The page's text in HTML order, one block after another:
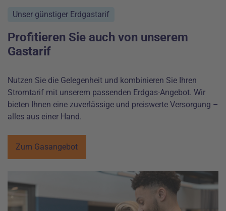
Unser günstiger Erdgastarif
Profitieren Sie auch von unserem
Gastarif
Nutzen Sie die Gelegenheit und kombinieren Sie Ihren
Stromtarif mit unserem passenden Erdgas-Angebot. Wir
bieten Ihnen eine zuverlässige und preiswerte Versorgung –
alles aus einer Hand.
Zum Gasangebot